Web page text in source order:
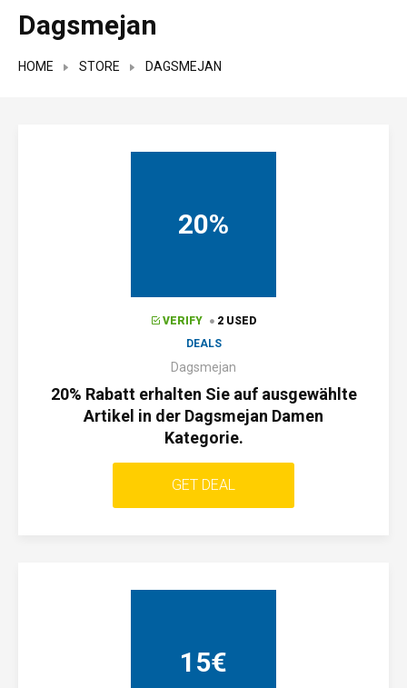
Dagsmejan
HOME STORE DAGSMEJAN
20%
VERIFY
2 USED
DEALS
Dagsmejan
20% Rabatt erhalten Sie auf ausgewählte
Artikel in der Dagsmejan Damen
Kategorie.
GET DEAL
15€